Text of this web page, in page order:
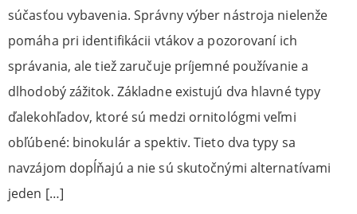
súčasťou vybavenia. Správny výber nástroja nielenže
pomáha pri identifikácii vtákov a pozorovaní ich
správania, ale tiež zaručuje príjemné používanie a
dlhodobý zážitok. Základne existujú dva hlavné typy
ďalekohľadov, ktoré sú medzi ornitológmi veľmi
obľúbené: binokulár a spektiv. Tieto dva typy sa
navzájom dopĺňajú a nie sú skutočnými alternatívami
jeden […]